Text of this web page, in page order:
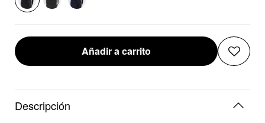
Añadir a carrito
Descripción